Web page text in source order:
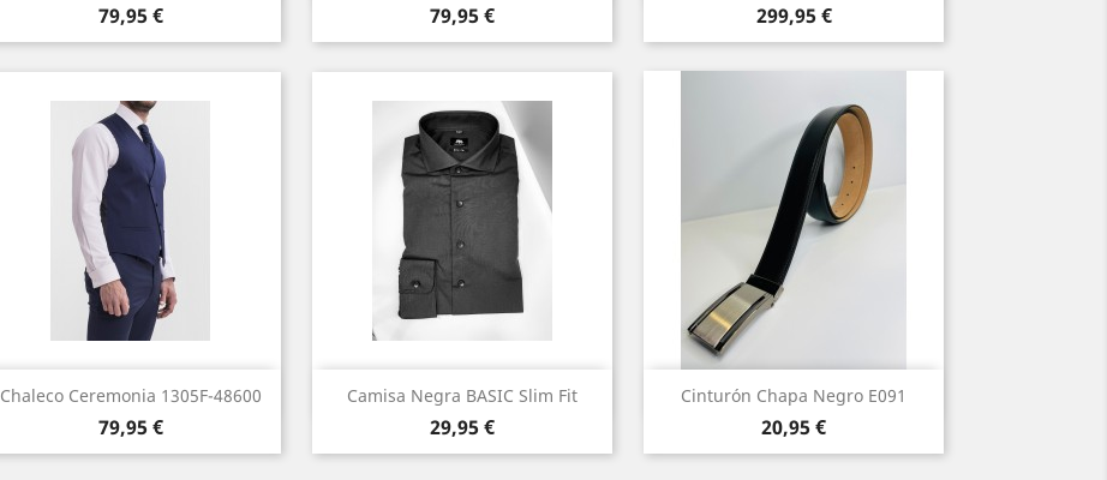
Precio
79,95 € Precio
79,95 € Precio
299,95 €
Chaleco Ceremonia 1305F-48600
Precio
79,95 €
Vista rápida
Azul
Camisa Negra BASIC Slim Fit
Precio
29,95 €
Vista rápida
Negro
Cinturón Chapa Negro E091
Precio
20,95 €
 Vista rápida